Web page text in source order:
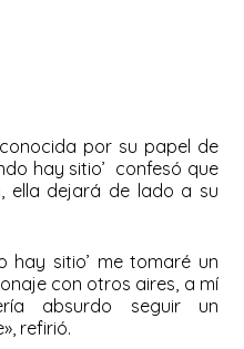
por su papel de
hay sitio’ confesó que
ella dejará de lado a su
hay sitio’ me tomaré un
con otros aires, a mí
absurdo seguir un
refirió.